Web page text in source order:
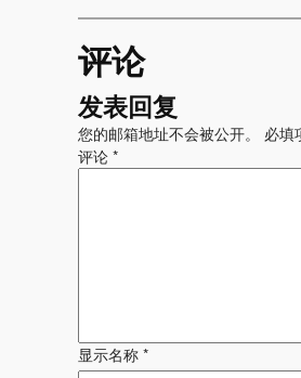
评论
发表回复
您的邮箱地址不会被公开。 必填
评论 *
显示名称 *